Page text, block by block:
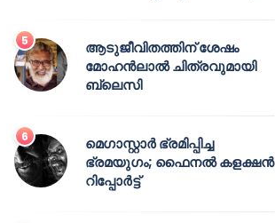
ആടുജീവിതത്തിന് ശേഷം
മോഹൻലാൽ ചിത്രവുമായി
ബ്ലെസി
മെഗാസ്റ്റാർ ഭ്രമിപ്പിച്ച
ഭ്രമയുഗം; ഫൈനൽ കളക്ഷൻ
റിപ്പോർട്ട്